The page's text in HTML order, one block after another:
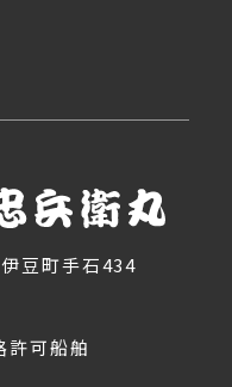
豆町手石434
許可船舶